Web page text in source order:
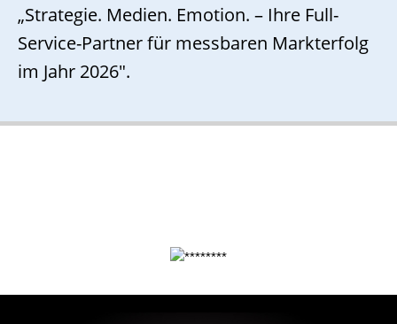
„Strategie. Medien. Emotion. – Ihre Full-
Service-Partner für messbaren Markterfolg
im Jahr 2026".